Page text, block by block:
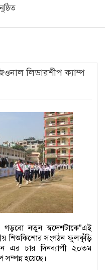
লিডারশীপ ক্যাম্প
গড়বো নতুন স্বদেশটাকে”এই
শিশুকিশোর সংগঠন ফুলকুঁড়ি
এর চার দিনব্যাপী ২০তম
সম্পন্ন হয়েছে।